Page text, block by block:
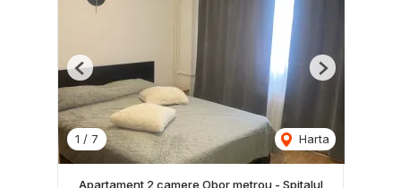
1 / 7 Harta
Previous Next
Apartament 2 camere Obor metrou - Spitalul